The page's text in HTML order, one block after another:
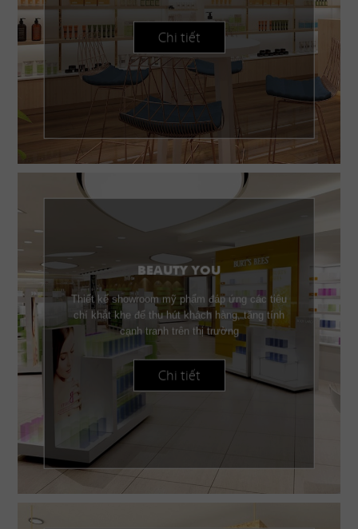
Chi tiết
BEAUTY YOU
Thiết kế showroom mỹ phẩm đáp ứng các tiêu
chí khắt khe để thu hút khách hàng, tăng tính
cạnh tranh trên thị trường
Chi tiết